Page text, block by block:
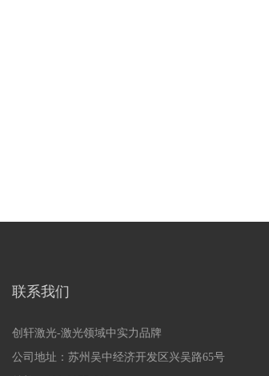
联系我们
创轩激光-激光领域中实力品牌
公司地址：苏州吴中经济开发区兴吴路65号